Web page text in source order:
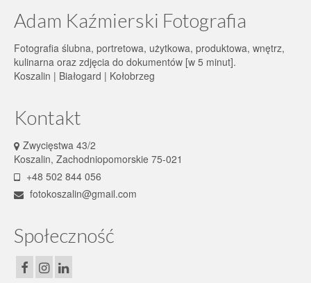
Adam Kaźmierski Fotografia
Fotografia ślubna, portretowa, użytkowa, produktowa, wnętrz,
kulinarna oraz zdjęcia do dokumentów [w 5 minut].
Koszalin | Białogard | Kołobrzeg
Kontakt
Zwycięstwa 43/2
Koszalin, Zachodniopomorskie 75-021
+48 502 844 056
fotokoszalin@gmail.com
Społeczność